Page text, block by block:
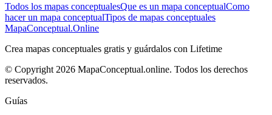
Todos los mapas conceptualesQue es un mapa conceptualComo
hacer un mapa conceptualTipos de mapas conceptuales
MapaConceptual.Online
Crea mapas conceptuales gratis y guárdalos con Lifetime
© Copyright 2026 MapaConceptual.online. Todos los derechos
reservados.
Guías